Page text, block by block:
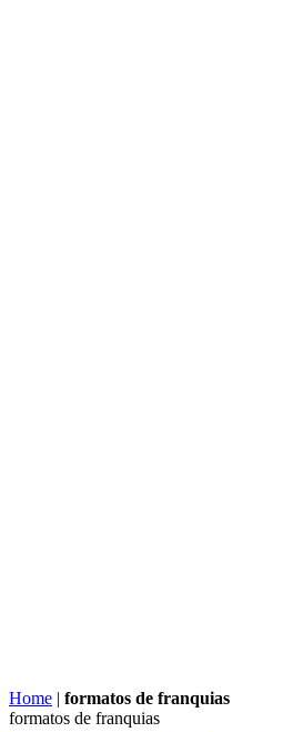
Home | formatos de franquias
formatos de franquias